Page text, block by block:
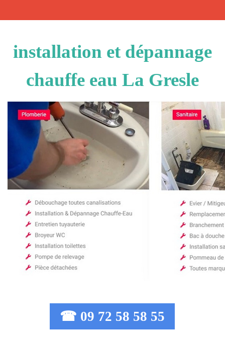
installation et dépannage
chauffe eau La Gresle
☎ 09 72 58 58 55